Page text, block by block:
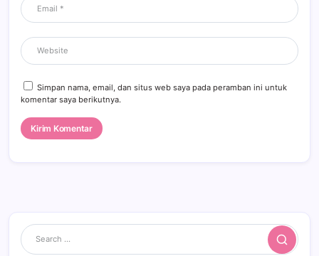
Simpan nama, email, dan situs web saya pada peramban ini untuk
komentar saya berikutnya.
Search